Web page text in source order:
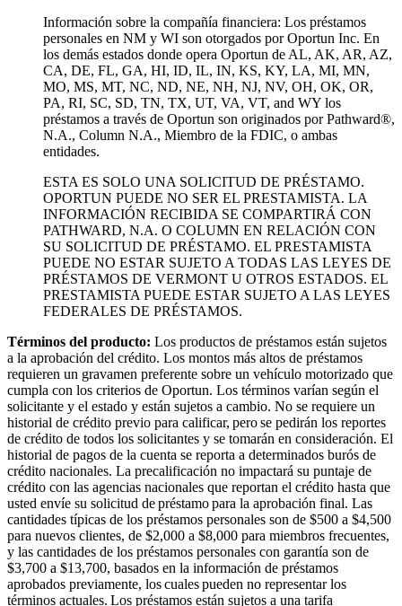
Información sobre la compañía financiera: Los préstamos
personales en NM y WI son otorgados por Oportun Inc. En
los demás estados donde opera Oportun de AL, AK, AR, AZ,
CA, DE, FL, GA, HI, ID, IL, IN, KS, KY, LA, MI, MN,
MO, MS, MT, NC, ND, NE, NH, NJ, NV, OH, OK, OR,
PA, RI, SC, SD, TN, TX, UT, VA, VT, and WY los
préstamos a través de Oportun son originados por Pathward®,
N.A., Column N.A., Miembro de la FDIC, o ambas
entidades.
ESTA ES SOLO UNA SOLICITUD DE PRÉSTAMO.
OPORTUN PUEDE NO SER EL PRESTAMISTA. LA
INFORMACIÓN RECIBIDA SE COMPARTIRÁ CON
PATHWARD, N.A. O COLUMN EN RELACIÓN CON
SU SOLICITUD DE PRÉSTAMO. EL PRESTAMISTA
PUEDE NO ESTAR SUJETO A TODAS LAS LEYES DE
PRÉSTAMOS DE VERMONT U OTROS ESTADOS. EL
PRESTAMISTA PUEDE ESTAR SUJETO A LAS LEYES
FEDERALES DE PRÉSTAMOS.
Términos del producto: Los productos de préstamos están sujetos
a la aprobación del crédito. Los montos más altos de préstamos
requieren un gravamen preferente sobre un vehículo motorizado que
cumpla con los criterios de Oportun. Los términos varían según el
solicitante y el estado y están sujetos a cambio. No se requiere un
historial de crédito previo para calificar, pero se pedirán los reportes
de crédito de todos los solicitantes y se tomarán en consideración. El
historial de pagos de la cuenta se reporta a determinados burós de
crédito nacionales. La precalificación no impactará su puntaje de
crédito con las agencias nacionales que reportan el crédito hasta que
usted envíe su solicitud de préstamo para la aprobación final. Las
cantidades típicas de los préstamos personales son de $500 a $4,500
para nuevos clientes, de $2,000 a $8,000 para miembros frecuentes,
y las cantidades de los préstamos personales con garantía son de
$3,700 a $13,700, basados en la información de préstamos
aprobados previamente, los cuales pueden no representar los
términos actuales. Los préstamos están sujetos a una tarifa